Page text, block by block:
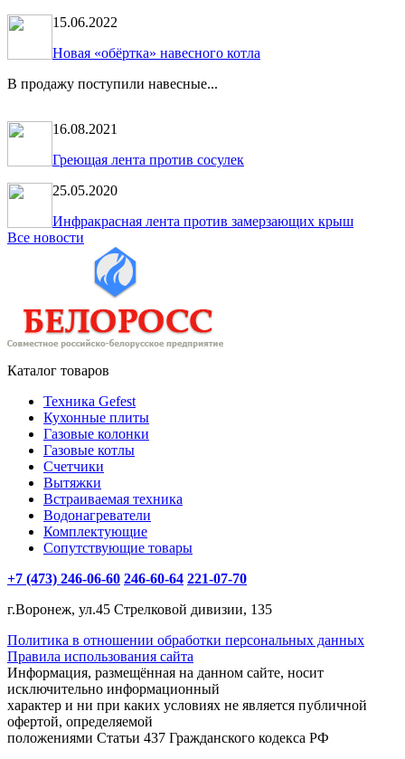
15.06.2022
Новая «обёртка» навесного котла
В продажу поступили навесные...
16.08.2021
Греющая лента против сосулек
25.05.2020
Инфракрасная лента против замерзающих крыш
Все новости
Каталог товаров
Техника Gefest
Кухонные плиты
Газовые колонки
Газовые котлы
Счетчики
Вытяжки
Встраиваемая техника
Водонагреватели
Комплектующие
Сопутствующие товары
+7 (473) 246-06-60 246-60-64 221-07-70
г.Воронеж, ул.45 Стрелковой дивизии, 135
Политика в отношении обработки персональных данных
Правила использования сайта
Информация, размещённая на данном сайте, носит
исключительно информационный
характер и ни при каких условиях не является публичной
офертой, определяемой
положениями Статьи 437 Гражданского кодекса РФ